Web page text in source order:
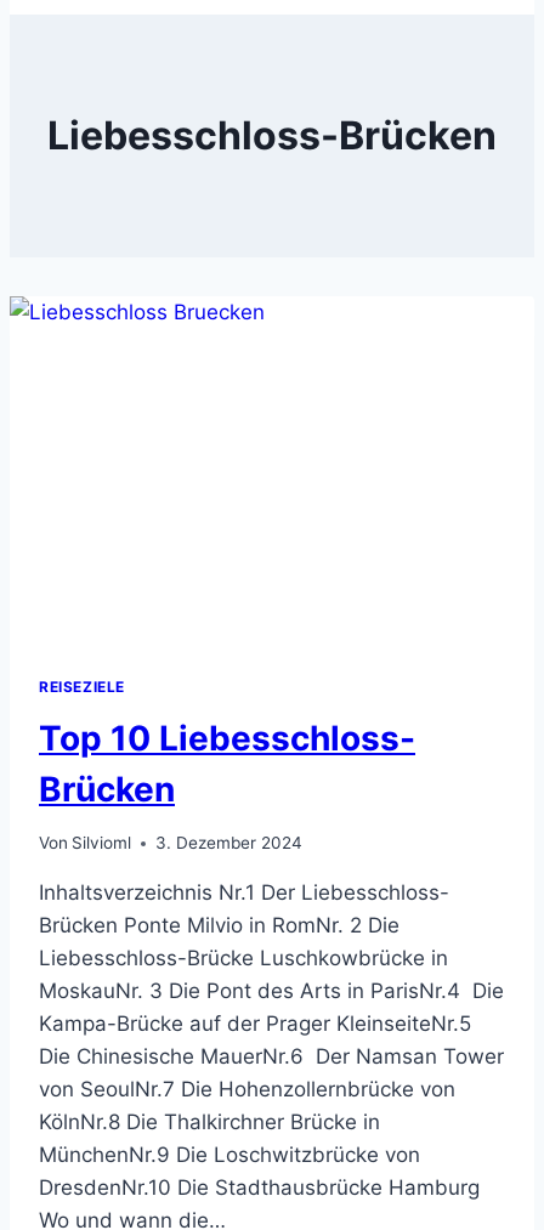
Liebesschloss-Brücken
REISEZIELE
Top 10 Liebesschloss-
Brücken
Von Silvioml 3. Dezember 2024
Inhaltsverzeichnis Nr.1 Der Liebesschloss-
Brücken Ponte Milvio in RomNr. 2 Die
Liebesschloss-Brücke Luschkowbrücke in
MoskauNr. 3 Die Pont des Arts in ParisNr.4 Die
Kampa-Brücke auf der Prager KleinseiteNr.5
Die Chinesische MauerNr.6 Der Namsan Tower
von SeoulNr.7 Die Hohenzollernbrücke von
KölnNr.8 Die Thalkirchner Brücke in
MünchenNr.9 Die Loschwitzbrücke von
DresdenNr.10 Die Stadthausbrücke Hamburg
Wo und wann die…